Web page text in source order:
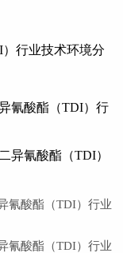
行业技术环境分
氰酸酯（TDI）行
异氰酸酯（TDI）
氰酸酯（TDI）行业
氰酸酯（TDI）行业